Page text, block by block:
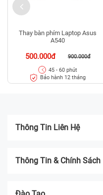
Thay bàn phím Laptop Asus
A540
500.000đ 900.000đ
45 - 60 phút
Bảo hành 12 tháng
Thông Tin Liên Hệ
Thông Tin & Chính Sách